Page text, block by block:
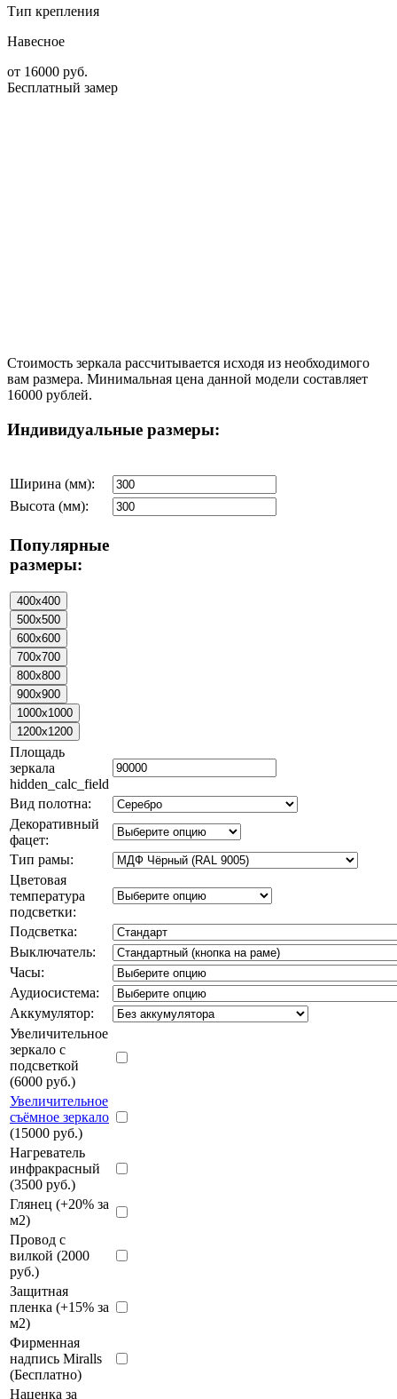
Тип крепления
Навесное
от 16000 руб.
Бесплатный замер
Стоимость зеркала рассчитывается исходя из необходимого
вам размера. Минимальная цена данной модели составляет
16000 рублей.
Индивидуальные размеры:
Ширина (мм):
Высота (мм):
Популярные
размеры:
Площадь
зеркала
hidden_calc_field
Вид полотна:
Декоративный
фацет:
Тип рамы:
Цветовая
температура
подсветки:
Подсветка:
Выключатель:
Часы:
Аудиосистема:
Аккумулятор:
Увеличительное
зеркало с
подсветкой
(6000 руб.)
Увеличительное
съёмное зеркало
(15000 руб.)
Нагреватель
инфракрасный
(3500 руб.)
Глянец (+20% за
м2)
Провод с
вилкой (2000
руб.)
Защитная
пленка (+15% за
м2)
Фирменная
надпись Miralls
(Бесплатно)
Наценка за